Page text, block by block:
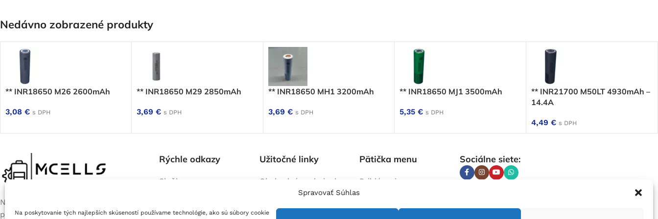
Spravovať Súhlas
Na poskytovanie tých najlepších skúseností používame technológie, ako sú súbory cookie
Nedávno zobrazené produkty
** INR18650 M26 2600mAh
3,08 € s DPH
** INR18650 M29 2850mAh
3,69€ s DPH
** INR18650 MH1 3200mAh
3,69 € s DPH
** INR18650 MJ1 3500mAh
5,35€ s DPH
** INR21700 M50LT 4930mAh –
14.4A
4,49 € s DPH
Na prevádzke nás nájdete každý
pracovný deň od 9:00 do 17:00
Rýchle odkazy
Služby
Užitočné linky
Obchodné podmienky
Zásady reklamácí a
Pätička menu
Prihlásenie
Sociálne siete: